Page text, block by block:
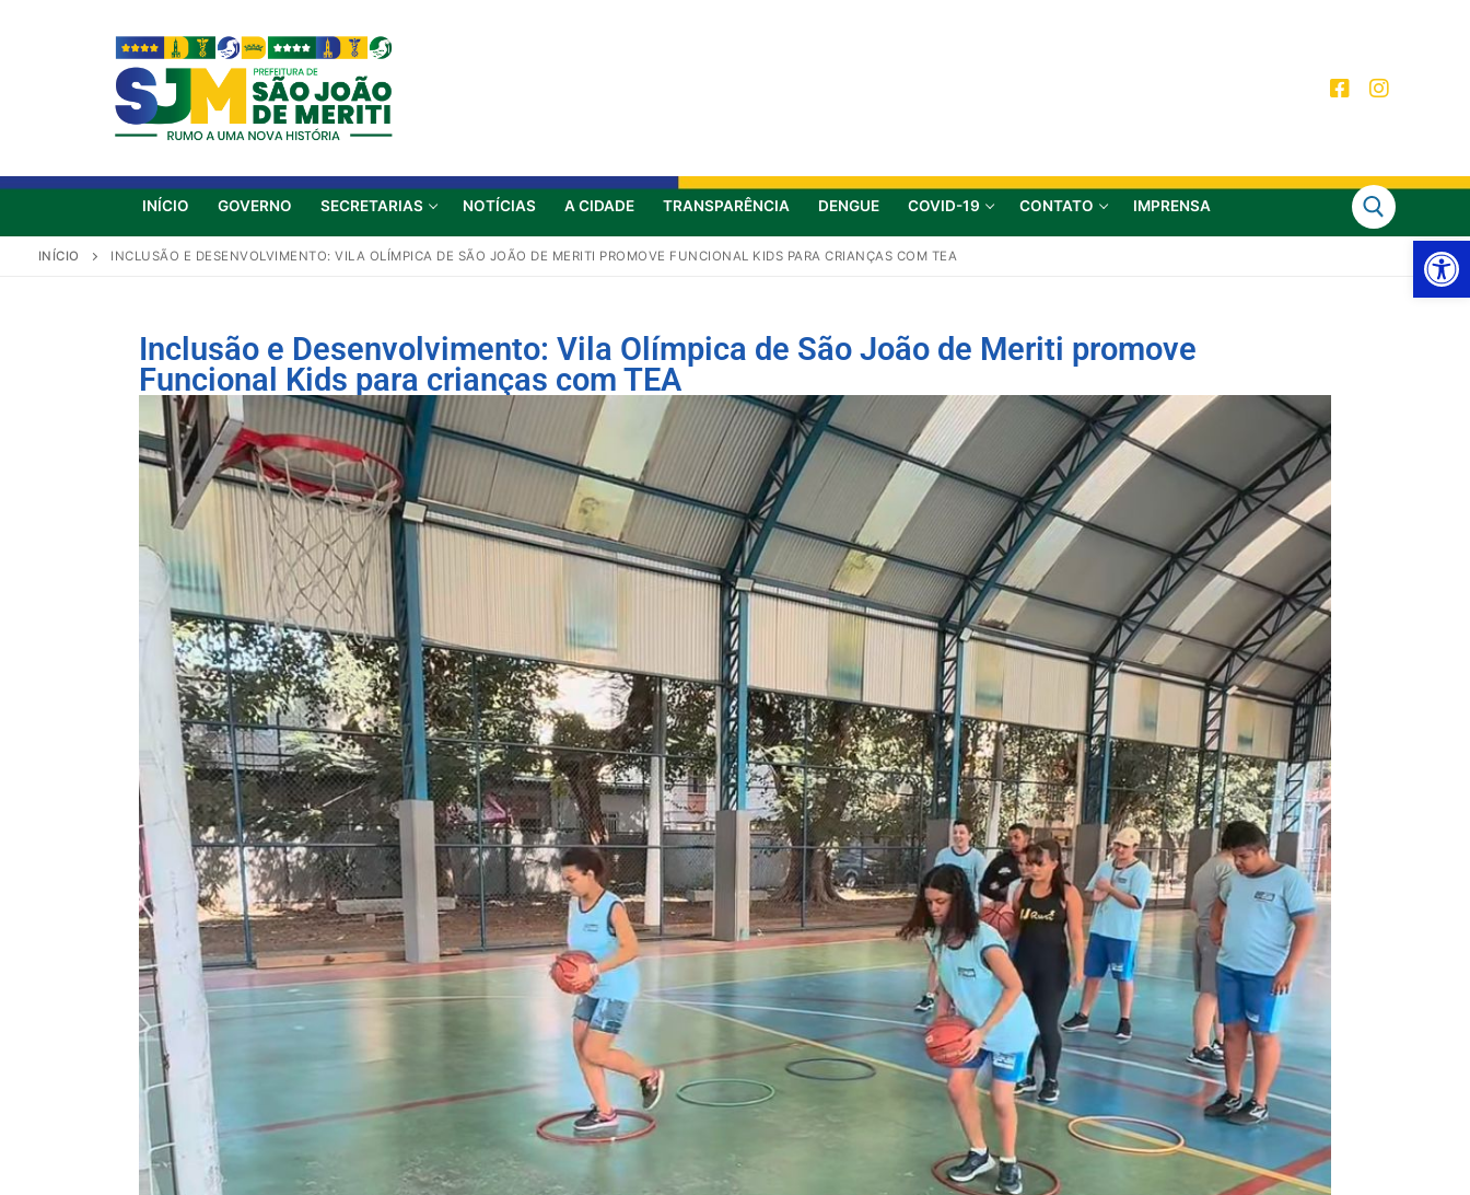
INÍCIO GOVERNO SECRETARIAS NOTÍCIAS A CIDADE TRANSPARÊNCIA DENGUE COVID-19 CONTATO IMPRENSA
INÍCIO INCLUSÃO E DESENVOLVIMENTO: VILA OLÍMPICA DE SÃO JOÃO DE MERITI PROMOVE FUNCIONAL KIDS PARA CRIANÇAS COM TEA
Inclusão e Desenvolvimento: Vila Olímpica de São João de Meriti promove
Funcional Kids para crianças com TEA